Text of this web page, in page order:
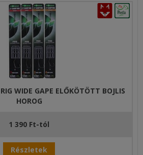
WIDE GAPE ELŐKÖTÖTT BOJLIS
HOROG
1 390 Ft-tól
Részletek